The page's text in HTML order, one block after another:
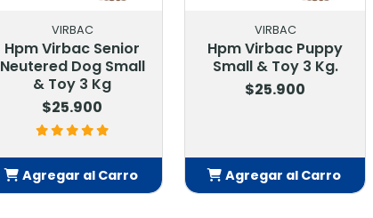
VIRBAC
Hpm Virbac Senior
Neutered Dog Small
& Toy 3 Kg
$25.900
Agregar al Carro
VIRBAC
Hpm Virbac Puppy
Small & Toy 3 Kg.
$25.900
Agregar al Carro